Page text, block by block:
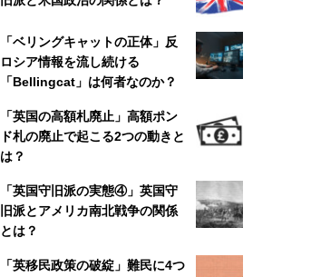
「ベリングキャットの正体」反
ロシア情報を流し続ける
「Bellingcat」は何者なのか？
「英国の高額札廃止」高額ポン
ド札の廃止で起こる2つの動きと
は？
「英国守旧派の実態④」英国守
旧派とアメリカ南北戦争の関係
とは？
「英移民政策の破綻」難民に4つ